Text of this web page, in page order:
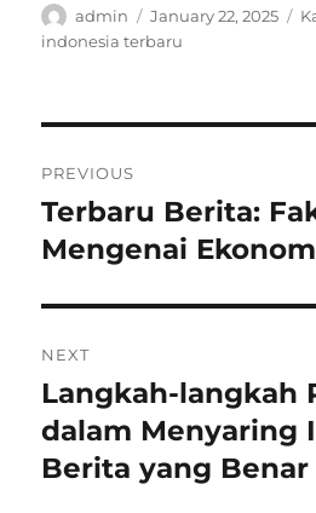
Author
admin
Posted
on
January 22, 2025
indonesia terbaru
navigation
PREVIOUS
Previous
post:
Terbaru Berita:
Mengenai
NEXT
Next
post:
Langkah-langkah
dalam Menyaring
Berita yang Benar